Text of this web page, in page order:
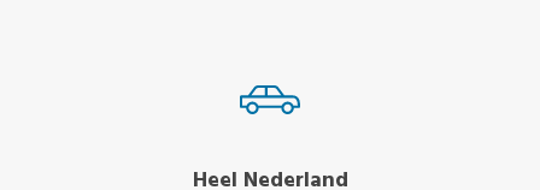
Heel Nederland